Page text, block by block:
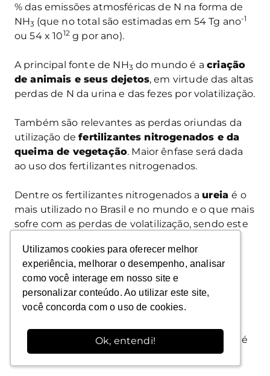
Utilizamos cookies para oferecer melhor
experiência, melhorar o desempenho, analisar
como você interage em nosso site e
personalizar conteúdo. Ao utilizar este site,
você concorda com o uso de cookies.
Ok, entendi!
Utilizamos cookies para oferecer melhor
experiência, melhorar o desempenho, analisar
como você interage em nosso site e
personalizar conteúdo. Ao utilizar este site,
você concorda com o uso de cookies.
Ok, entendi!
% das emissões atmosféricas de N na forma de
NH3 (que no total são estimadas em 54 Tg ano-1
ou 54 x 1012g por ano).
A principal fonte de NH3 do mundo é acriação
de animais e seus dejetos, em virtude das altas
perdas de N da urina e das fezes por volatilização.
Também são relevantes as perdas oriundas da
utilização defertilizantes nitrogenados e da
queima de vegetação. Maior ênfase será dada
ao uso dos fertilizantes nitrogenados.
Dentre os fertilizantes nitrogenados a ureiaé o
mais utilizado no Brasil e no mundo e o que mais
sofre com as perdas de volatilização, sendo este
baixa eficiência da ureia aplicada sobre a
superfície do solo.
Quando aplicada no solo, a ureia passa por
hidrolise da fonte nitrogenada e sofre ação da
carbonato de amônio, composto instável, que é
desdobrado em NH3, CO2e H2O.